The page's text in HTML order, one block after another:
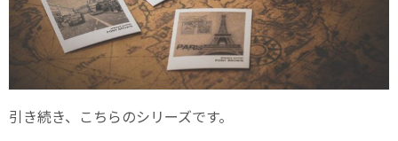
引き続き、こちらのシリーズです。